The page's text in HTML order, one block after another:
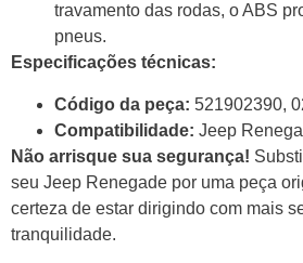
travamento das rodas, o ABS
pneus.
Especificações técnicas:
Código da peça: 521902390,
Compatibilidade: Jeep
Não arrisque sua segurança!
seu Jeep Renegade por uma peça
certeza de estar dirigindo com mais
tranquilidade.